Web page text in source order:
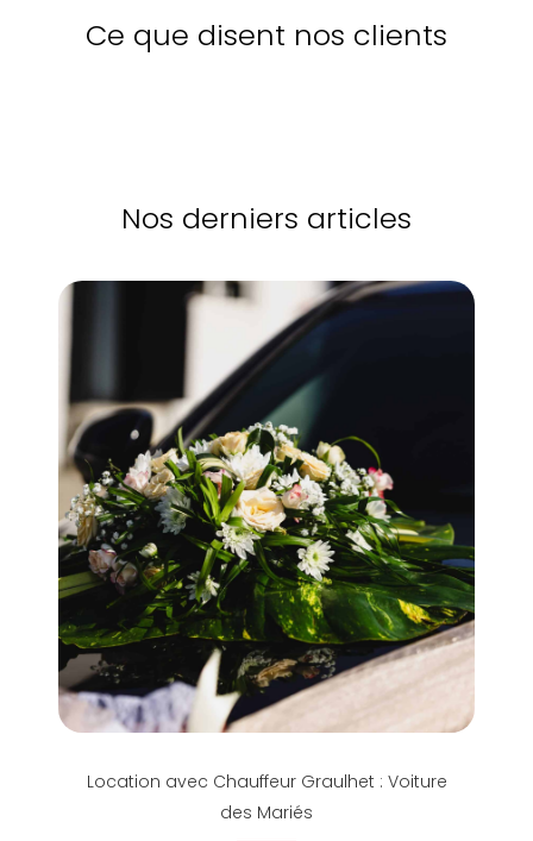
Ce que disent nos clients
Nos derniers articles
Location avec Chauffeur Graulhet : Voiture
des Mariés